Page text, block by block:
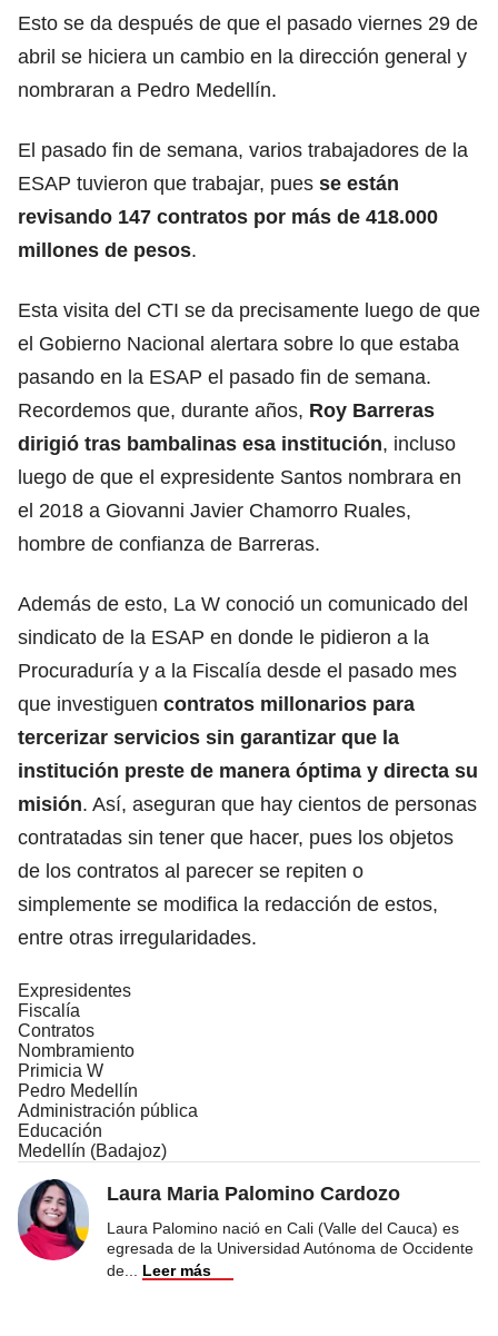
Esto se da después de que el pasado viernes 29 de
abril se hiciera un cambio en la dirección general y
nombraran a Pedro Medellín.
El pasado fin de semana, varios trabajadores de la
ESAP tuvieron que trabajar, pues se están
revisando 147 contratos por más de 418.000
millones de pesos.
Esta visita del CTI se da precisamente luego de que
el Gobierno Nacional alertara sobre lo que estaba
pasando en la ESAP el pasado fin de semana.
Recordemos que, durante años, Roy Barreras
dirigió tras bambalinas esa institución, incluso
luego de que el expresidente Santos nombrara en
el 2018 a Giovanni Javier Chamorro Ruales,
hombre de confianza de Barreras.
Además de esto, La W conoció un comunicado del
sindicato de la ESAP en donde le pidieron a la
Procuraduría y a la Fiscalía desde el pasado mes
que investiguen contratos millonarios para
tercerizar servicios sin garantizar que la
institución preste de manera óptima y directa su
misión. Así, aseguran que hay cientos de personas
contratadas sin tener que hacer, pues los objetos
de los contratos al parecer se repiten o
simplemente se modifica la redacción de estos,
entre otras irregularidades.
Expresidentes
Fiscalía
Contratos
Nombramiento
Primicia W
Pedro Medellín
Administración pública
Educación
Medellín (Badajoz)
Laura Maria Palomino Cardozo
Laura Palomino nació en Cali (Valle del Cauca) es
egresada de la Universidad Autónoma de Occidente
de
Leer más